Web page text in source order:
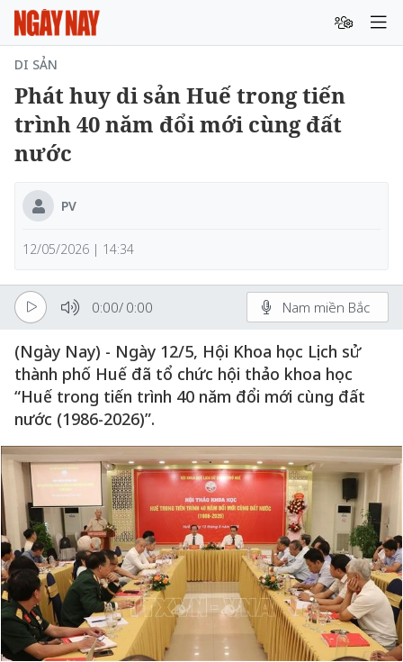
DI SẢN
Phát huy di sản Huế trong tiến
trình 40 năm đổi mới cùng đất
nước
PV
12/05/2026 | 14:34
0:00/ 0:00 Nam miền Bắc
(Ngày Nay) - Ngày 12/5, Hội Khoa học Lịch sử
thành phố Huế đã tổ chức hội thảo khoa học
“Huế trong tiến trình 40 năm đổi mới cùng đất
nước (1986-2026)”.